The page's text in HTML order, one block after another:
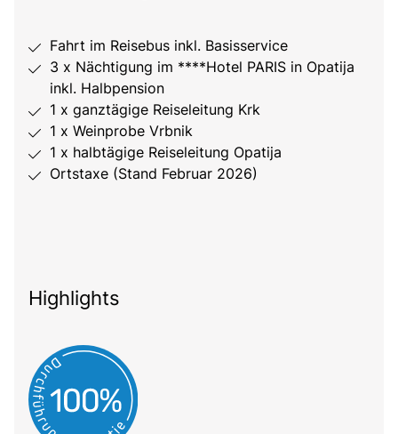
Fahrt im Reisebus inkl. Basisservice
3 x Nächtigung im ****Hotel PARIS in Opatija
inkl. Halbpension
1 x ganztägige Reiseleitung Krk
1 x Weinprobe Vrbnik
1 x halbtägige Reiseleitung Opatija
Ortstaxe (Stand Februar 2026)
Highlights